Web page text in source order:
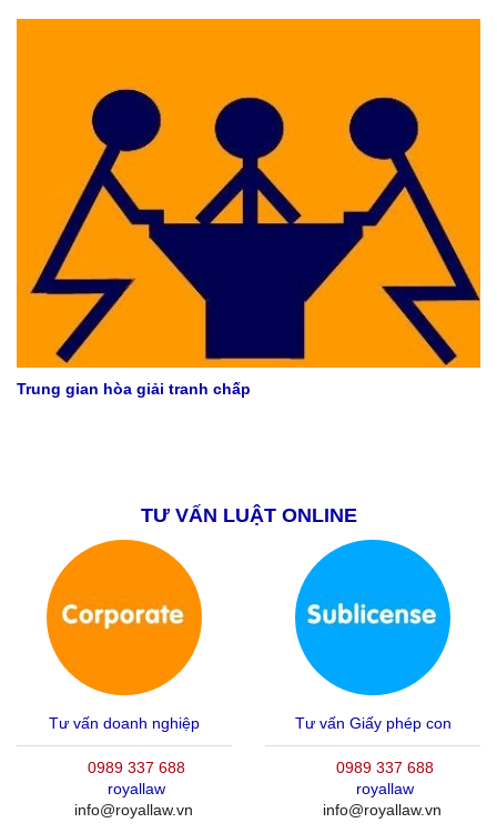
Trung gian hòa giải tranh chấp
TƯ VẤN LUẬT ONLINE
Tư vấn doanh nghiệp
0989 337 688
royallaw
info@royallaw.vn
Tư vấn Giấy phép con
0989 337 688
royallaw
info@royallaw.vn